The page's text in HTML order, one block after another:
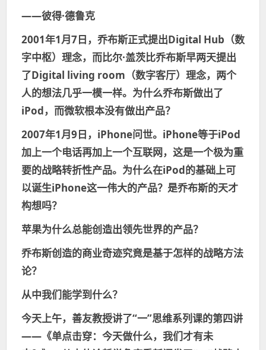
——彼得·德鲁克
2001年1月7日，乔布斯正式提出Digital Hub（数
字中枢）理念，而比尔·盖茨比乔布斯早两天提出
了Digital living room（数字客厅）理念，两个
人的想法几乎一模一样。为什么乔布斯做出了
iPod，而微软根本没有做出产品？
2007年1月9日，iPhone问世。iPhone等于iPod
加上一个电话再加上一个互联网，这是一个极为重
要的战略转折性产品。为什么在iPod的基础上可
以诞生iPhone这一伟大的产品？是乔布斯的天才
构想吗？
苹果为什么总能创造出领先世界的产品？
乔布斯创造的商业奇迹究竟是基于怎样的战略方法
论？
从中我们能学到什么？
今天上午，善友教授讲了“一”思维系列课的第四讲
——《单点击穿：今天做什么，我们才有未